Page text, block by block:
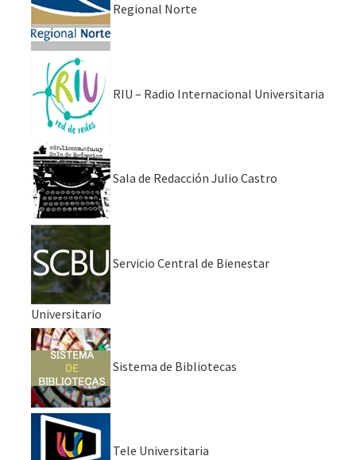
Regional Norte
RIU – Radio Internacional Universitaria
Sala de Redacción Julio Castro
Servicio Central de Bienestar
Universitario
Sistema de Bibliotecas
Tele Universitaria